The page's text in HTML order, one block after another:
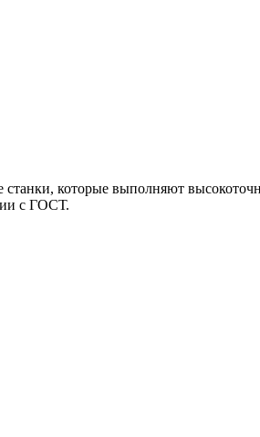
которые выполняют
с ГОСТ.